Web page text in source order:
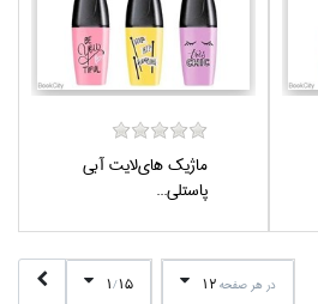
ماژيك هاي‌لايت آبي
پاستلي...
در هر صفحه12
1/15